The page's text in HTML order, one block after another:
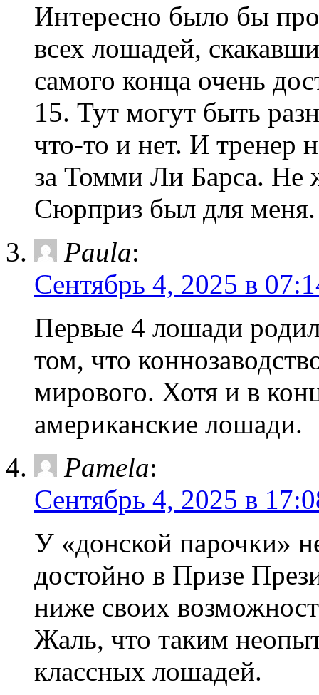
Интересно было бы
всех лошадей,
самого конца очень
15. Тут могут быть
что-то и нет. И тренер
за Томми Ли Барса. Не
Сюрприз был для меня.
Paula:
Сентябрь 4, 2025 в
Первые 4 лошади
том, что
мирового. Хотя и в
американские лошади.
Pamela:
Сентябрь 4, 2025 в
У «донской парочки»
достойно в Призе
ниже своих
Жаль, что таким
классных лошадей.